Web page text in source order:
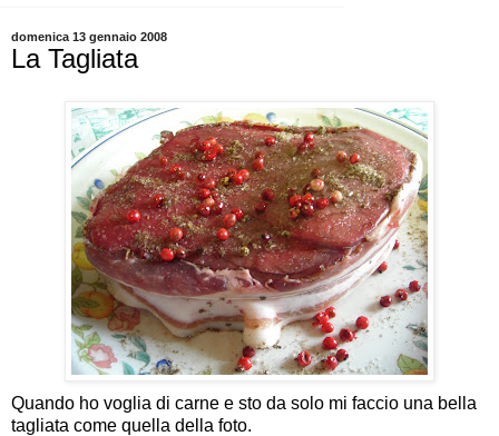
domenica 13 gennaio 2008
La Tagliata
Quando ho voglia di carne e sto da solo mi faccio una bella
tagliata come quella della foto.